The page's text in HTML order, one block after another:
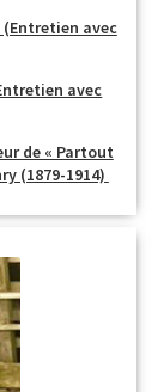
avec
avec
de « Partout
(1879-1914)